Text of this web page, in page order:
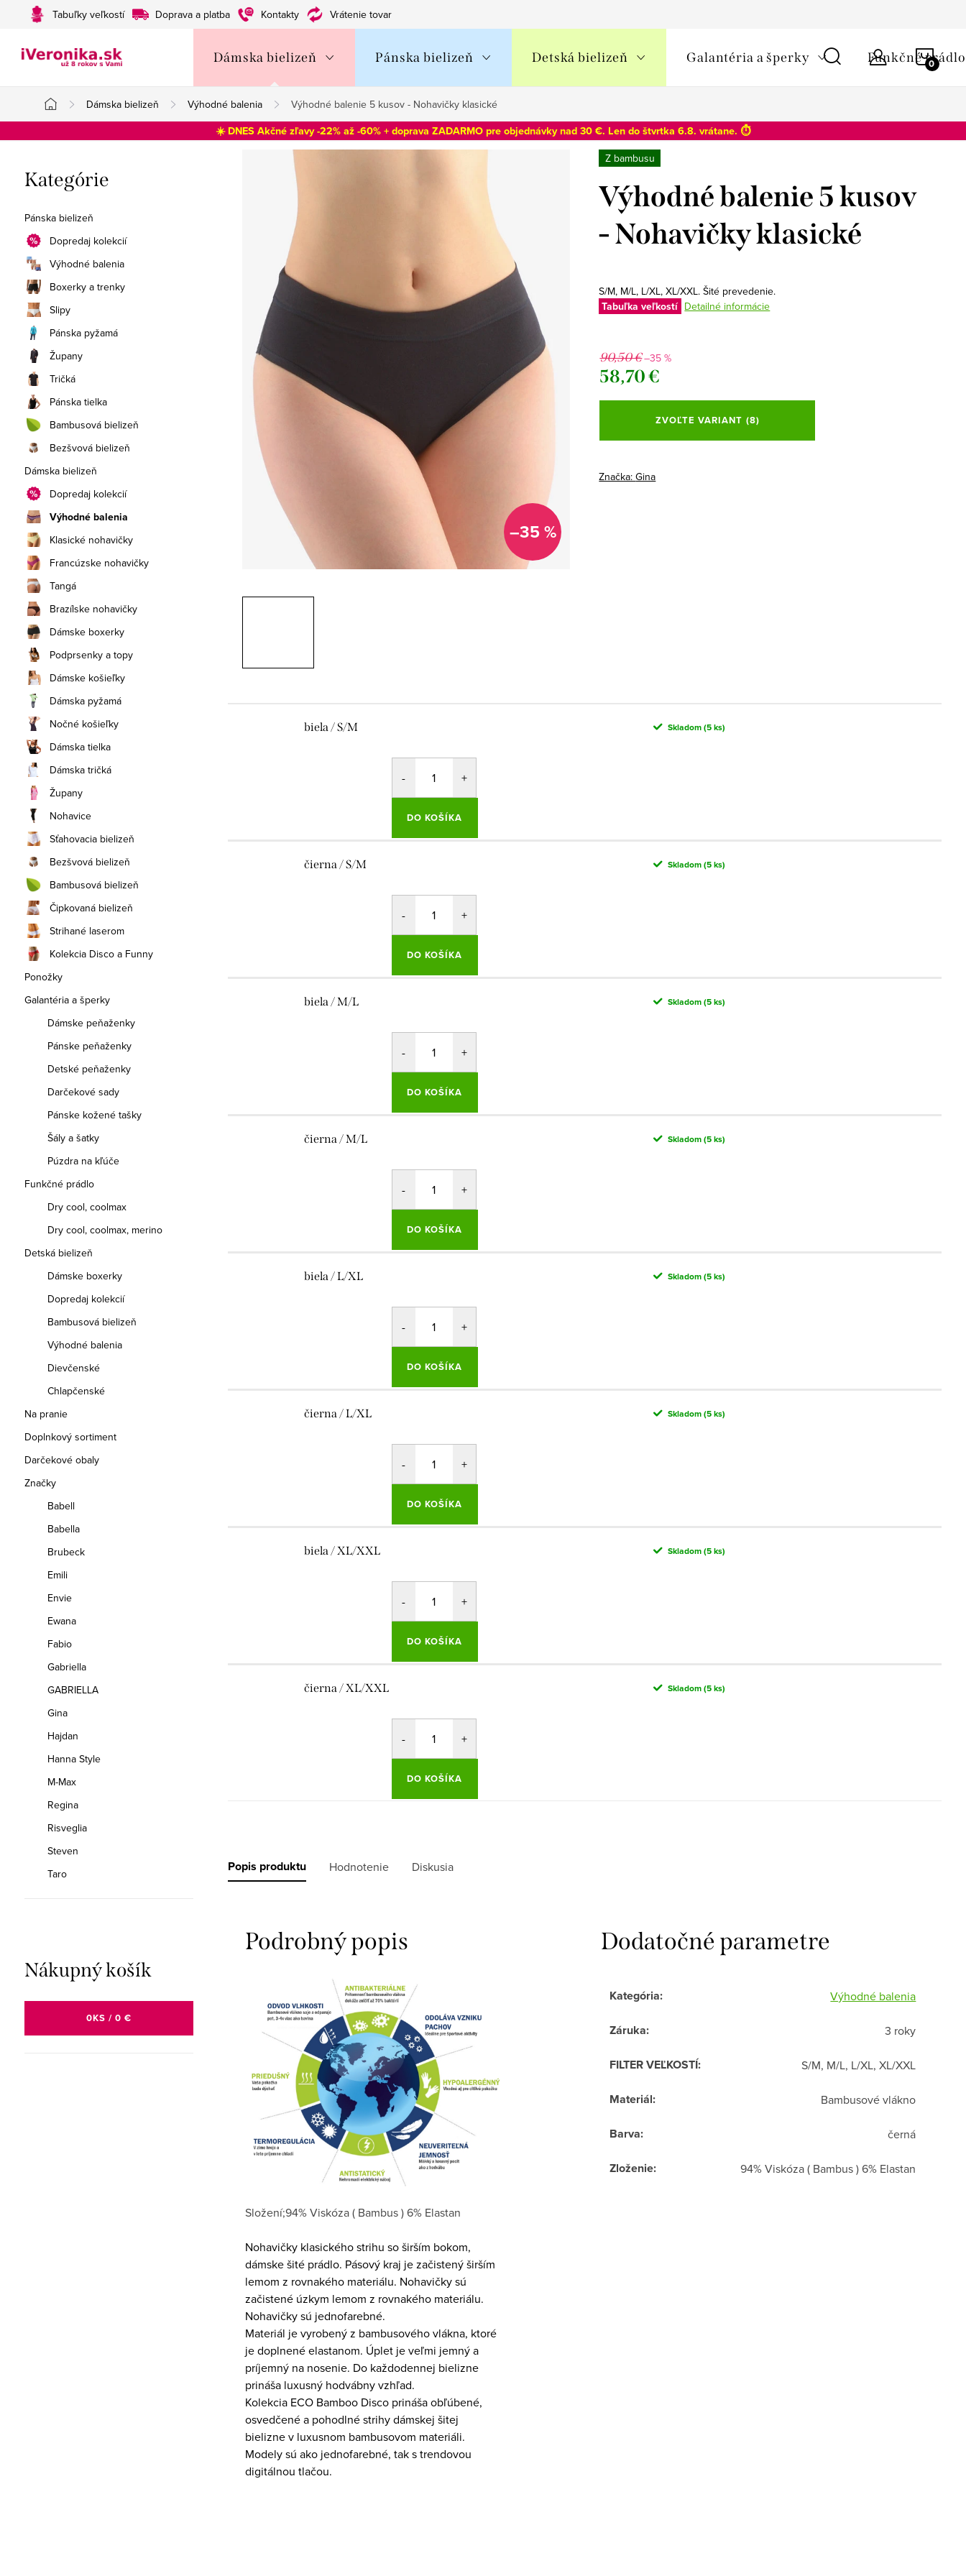
Tabuľky veľkostí Doprava a platba Kontakty Vrátenie tovaru
Dámska bielizeň Pánska bielizeň Detská bielizeň Galantéria a šperky Funkčné prádlo
Domov
Dámska bielizeň Výhodné balenia Výhodné balenie 5 kusov - Nohavičky klasické
☀️ DNES Akčné zľavy -22% až -60% + doprava ZADARMO pre objednávky nad 30 €. Len doštvrtka 6.8. vrátane. ⏱️
o
č
n
ý
p
a
n
e
l
Preskočiť
kategórie
Kategórie
Pánska bielizeň
Dopredaj kolekcií
Výhodné balenia
Boxerky a trenky
Slipy
Pánska pyžamá
Župany
Tričká
Pánska tielka
Bambusová bielizeň
Bezšvová bielizeň
Dámska bielizeň
Dopredaj kolekcií
Výhodné balenia
Klasické nohavičky
Francúzske nohavičky
Tangá
Brazílske nohavičky
Dámske boxerky
Podprsenky a topy
Dámske košieľky
Dámska pyžamá
Nočné košieľky
Dámska tielka
Dámska tričká
Župany
Nohavice
Sťahovacia bielizeň
Bezšvová bielizeň
Bambusová bielizeň
Čipkovaná bielizeň
Strihané laserom
Kolekcia Disco a Funny
Ponožky
Galantéria a šperky
Dámske peňaženky
Pánske peňaženky
Detské peňaženky
Darčekové sady
Pánske kožené tašky
Šály a šatky
Púzdra na kľúče
Funkčné prádlo
Dry cool, coolmax
Dry cool, coolmax, merino
Detská bielizeň
Dámske boxerky
Dopredaj kolekcií
Bambusová bielizeň
Výhodné balenia
Dievčenské
Chlapčenské
Na pranie
Doplnkový sortiment
Darčekové obaly
Značky
Babell
Babella
Brubeck
Emili
Envie
Ewana
Fabio
Gabriella
GABRIELLA
Gina
Hajdan
Hanna Style
M-Max
Regina
Risveglia
Steven
Taro
Nákupný košík
0KS / 0 €
–35 %
Z bambusu
Výhodné balenie 5 kusov
- Nohavičky klasické
S/M, M/L, L/XL, XL/XXL. Šité prevedenie.
Tabuľka veľkostí Detailné informácie
90,50 €–35 %
58,70 €
Jednotková
ZVOĽTE VARIANT (8)
Značka:Gina
biela / S/M Skladom(5 ks)
DO KOŠÍKA
čierna / S/M Skladom(5 ks)
DO KOŠÍKA
biela / M/L Skladom(5 ks)
DO KOŠÍKA
čierna / M/L Skladom(5 ks)
DO KOŠÍKA
biela / L/XL Skladom(5 ks)
DO KOŠÍKA
čierna / L/XL Skladom(5 ks)
DO KOŠÍKA
biela / XL/XXL Skladom(5 ks)
DO KOŠÍKA
čierna / XL/XXL Skladom(5 ks)
DO KOŠÍKA
Popis produktu Hodnotenie Diskusia
Podrobný popis
Složení;94% Viskóza ( Bambus ) 6% Elastan
Nohavičky klasického strihu so širším bokom,
dámske šité prádlo. Pásový kraj je začistený širším
lemom z rovnakého materiálu. Nohavičky sú
začistené úzkym lemom z rovnakého materiálu.
Nohavičky sú jednofarebné.
Materiál je vyrobený z bambusového vlákna, ktoré
je doplnené elastanom. Úplet je veľmi jemný a
príjemný na nosenie. Do každodennej bielizne
prináša luxusný hodvábny vzhľad.
Kolekcia ECO Bamboo Disco prináša obľúbené,
osvedčené a pohodlné strihy dámskej šitej
bielizne v luxusnom bambusovom materiáli.
Modely sú ako jednofarebné, tak s trendovou
digitálnou tlačou.
Dodatočné parametre
Kategória: Výhodné balenia
Záruka: 3 roky
FILTER VEĽKOSTÍ: S/M, M/L, L/XL, XL/XXL
Materiál: Bambusové vlákno
Barva: černá
Zloženie: 94% Viskóza ( Bambus ) 6% Elastan